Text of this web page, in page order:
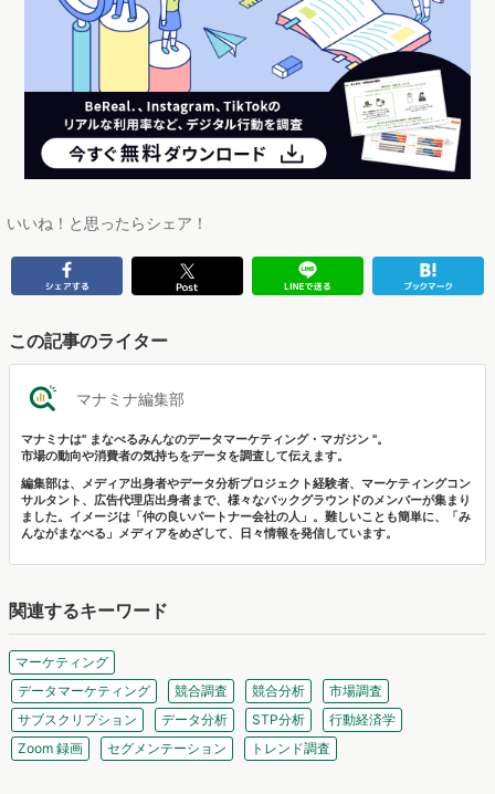
いいね！と思ったらシェア！
この記事のライター
マナミナ編集部
マナミナは" まなべるみんなのデータマーケティング・マガジン "。
市場の動向や消費者の気持ちをデータを調査して伝えます。
編集部は、メディア出身者やデータ分析プロジェクト経験者、マーケティングコン
サルタント、広告代理店出身者まで、様々なバックグラウンドのメンバーが集まり
ました。イメージは「仲の良いパートナー会社の人」。難しいことも簡単に、「み
んながまなべる」メディアをめざして、日々情報を発信しています。
関連するキーワード
マーケティング
データマーケティング
競合調査 競合分析
市場調査
サブスクリプション
データ分析 STP分析
行動経済学
Zoom 録画
セグメンテーション トレンド調査